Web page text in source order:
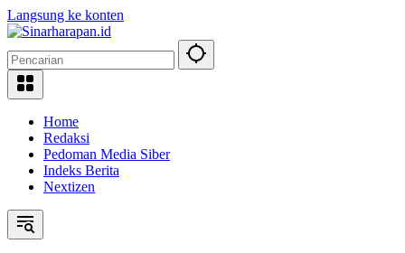
Langsung ke konten
Home
Redaksi
Pedoman Media Siber
Indeks Berita
Nextizen